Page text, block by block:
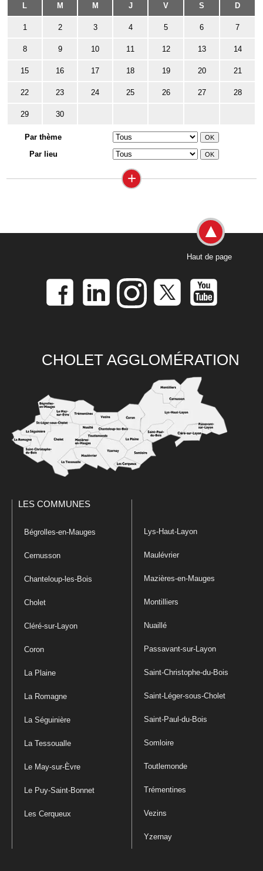
L M M J V S D
1 2 3 4 5 6 7
8 9 10 11 12 13 14
15 16 17 18 19 20 21
22 23 24 25 26 27 28
29 30
Par thème
Par lieu
+
Haut de page
CHOLET AGGLOMÉRATION
LES COMMUNES
Bégrolles-en-Mauges
Cernusson
Chanteloup-les-Bois
Cholet
Cléré-sur-Layon
Coron
La Plaine
La Romagne
La Séguinière
La Tessoualle
Le May-sur-Èvre
Le Puy-Saint-Bonnet
Les Cerqueux
Lys-Haut-Layon
Maulévrier
Mazières-en-Mauges
Montilliers
Nuaillé
Passavant-sur-Layon
Saint-Christophe-du-Bois
Saint-Léger-sous-Cholet
Saint-Paul-du-Bois
Somloire
Toutlemonde
Trémentines
Vezins
Yzernay